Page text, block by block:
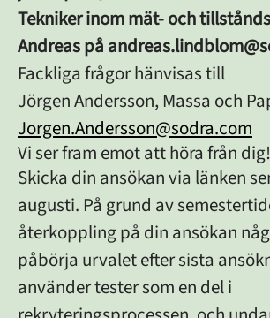
Tekniker inom mät- och
Andreas på
Fackliga frågor hänvisas till
Jörgen Andersson, Massa och
Jorgen.Andersson@sodra.com
Vi ser fram emot att höra från dig!
Skicka din ansökan via länken
augusti. På grund av
återkoppling på din ansökan
påbörja urvalet efter sista
använder tester som en del i